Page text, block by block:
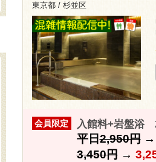
東京都 / 杉並区
会員限定 入館料+岩盤浴
平日2,950円→
3,450円→